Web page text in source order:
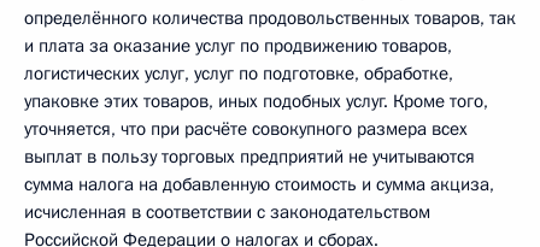
определённого количества продовольственных товаров, так
и плата за оказание услуг по продвижению товаров,
логистических услуг, услуг по подготовке, обработке,
упаковке этих товаров, иных подобных услуг. Кроме того,
уточняется, что при расчёте совокупного размера всех
выплат в пользу торговых предприятий не учитываются
сумма налога на добавленную стоимость и сумма акциза,
исчисленная в соответствии с законодательством
Российской Федерации о налогах и сборах.